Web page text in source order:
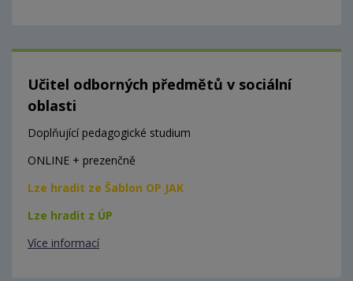
Učitel odborných předmětů v sociální
oblasti
Doplňující pedagogické studium
ONLINE + prezenčně
Lze hradit ze Šablon OP JAK
Lze hradit z ÚP
Více informací